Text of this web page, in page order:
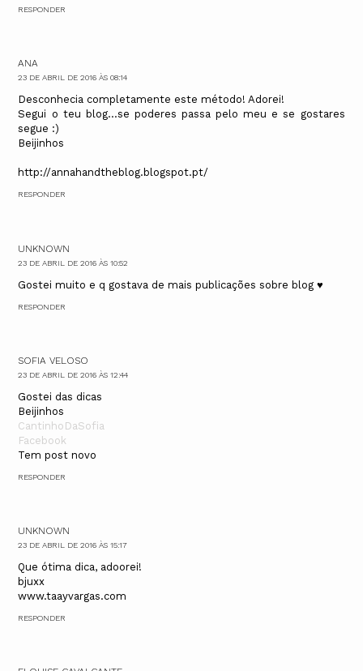
RESPONDER
ANA
23 DE ABRIL DE 2016 ÀS 08:14
Desconhecia completamente este método! Adorei!
Segui o teu blog...se poderes passa pelo meu e se gostares
segue :)
Beijinhos
http://annahandtheblog.blogspot.pt/
RESPONDER
UNKNOWN
23 DE ABRIL DE 2016 ÀS 10:52
Gostei muito e q gostava de mais publicações sobre blog ♥
RESPONDER
SOFIA VELOSO
23 DE ABRIL DE 2016 ÀS 12:44
Gostei das dicas
Beijinhos
CantinhoDaSofia
Facebook
Tem post novo
RESPONDER
UNKNOWN
23 DE ABRIL DE 2016 ÀS 15:17
Que ótima dica, adoorei!
bjuxx
www.taayvargas.com
RESPONDER